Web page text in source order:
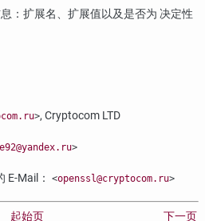
：扩展名、扩展值以及是否为 决定性
>, Cryptocom LTD
>
E-Mail： <openssl@cryptocom.ru>
起始页 下一页